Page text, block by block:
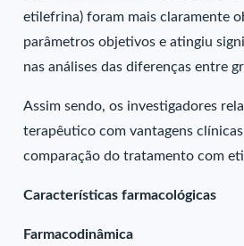
etilefrina) foram mais claramente
parâmetros objetivos e atingiu
nas análises das diferenças entre
Assim sendo, os investigadores
terapêutico com vantagens
comparação do tratamento com
Características farmacológicas
Farmacodinâmica